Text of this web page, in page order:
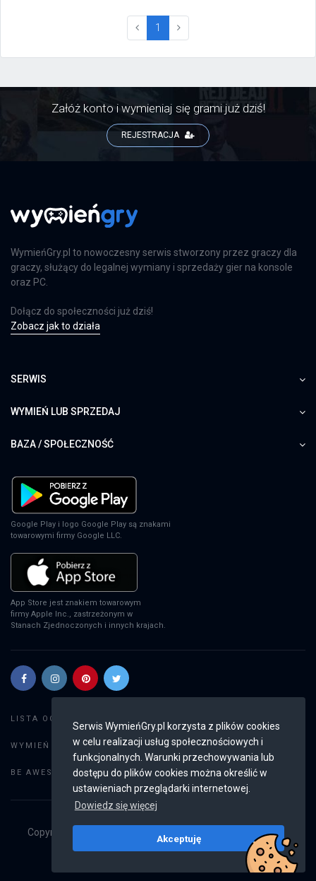
Serwis WymieńGry.pl korzysta z plików cookies
w celu realizacji usług społecznościowych i
funkcjonalnych. Warunki przechowywania lub
dostępu do plików cookies można określić w
ustawieniach przeglądarki internetowej.
Dowiedz się więcej
Akceptuję
1 (current)
Załóż konto i wymieniaj się grami już dziś!
REJESTRACJA
WymieńGry.pl to nowoczesny serwis stworzony przez graczy dla
graczy, służący do legalnej wymiany i sprzedaży gier na konsole
oraz PC.
Dołącz do społeczności już dziś!
Zobacz jak to działa
SERWIS
WYMIEŃ LUB SPRZEDAJ
BAZA / SPOŁECZNOŚĆ
Google Play i logo Google Play są znakami
towarowymi firmy Google LLC.
App Store jest znakiem towarowym
firmy Apple Inc., zastrzeżonym w
Stanach Zjednoczonych i innych krajach.
LISTA OGŁOSZEŃ:
WYMIEŃ GRY: Dodaj ogłoszenie
BE AWESOME: Weryfikacja konta
Copyright © 2019 - 2026
Wszystkie prawa
v2.8.4